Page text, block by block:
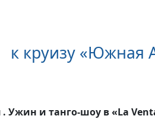
к круизу «Южная
. Ужин и танго-шоу в «La